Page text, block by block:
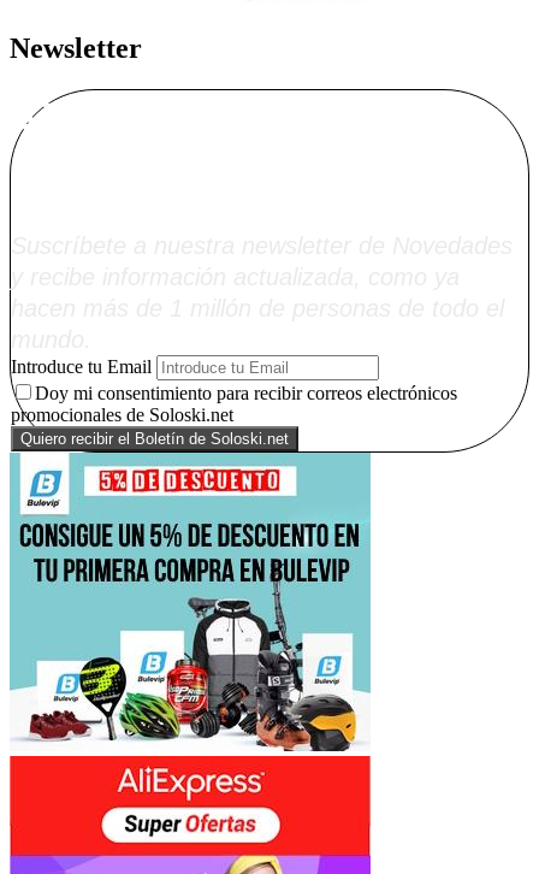
Newsletter
Alta Boletín
Introduce tu Email
Doy mi consentimiento para recibir correos electrónicos
promocionales de Soloski.net